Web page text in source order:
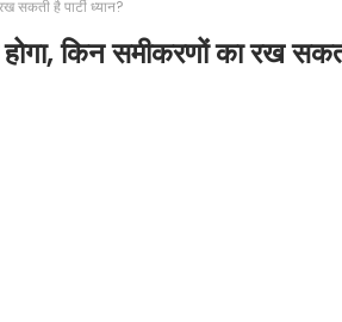
सकती है पार्टी ध्यान?
किन समीकरणों का रख सकती